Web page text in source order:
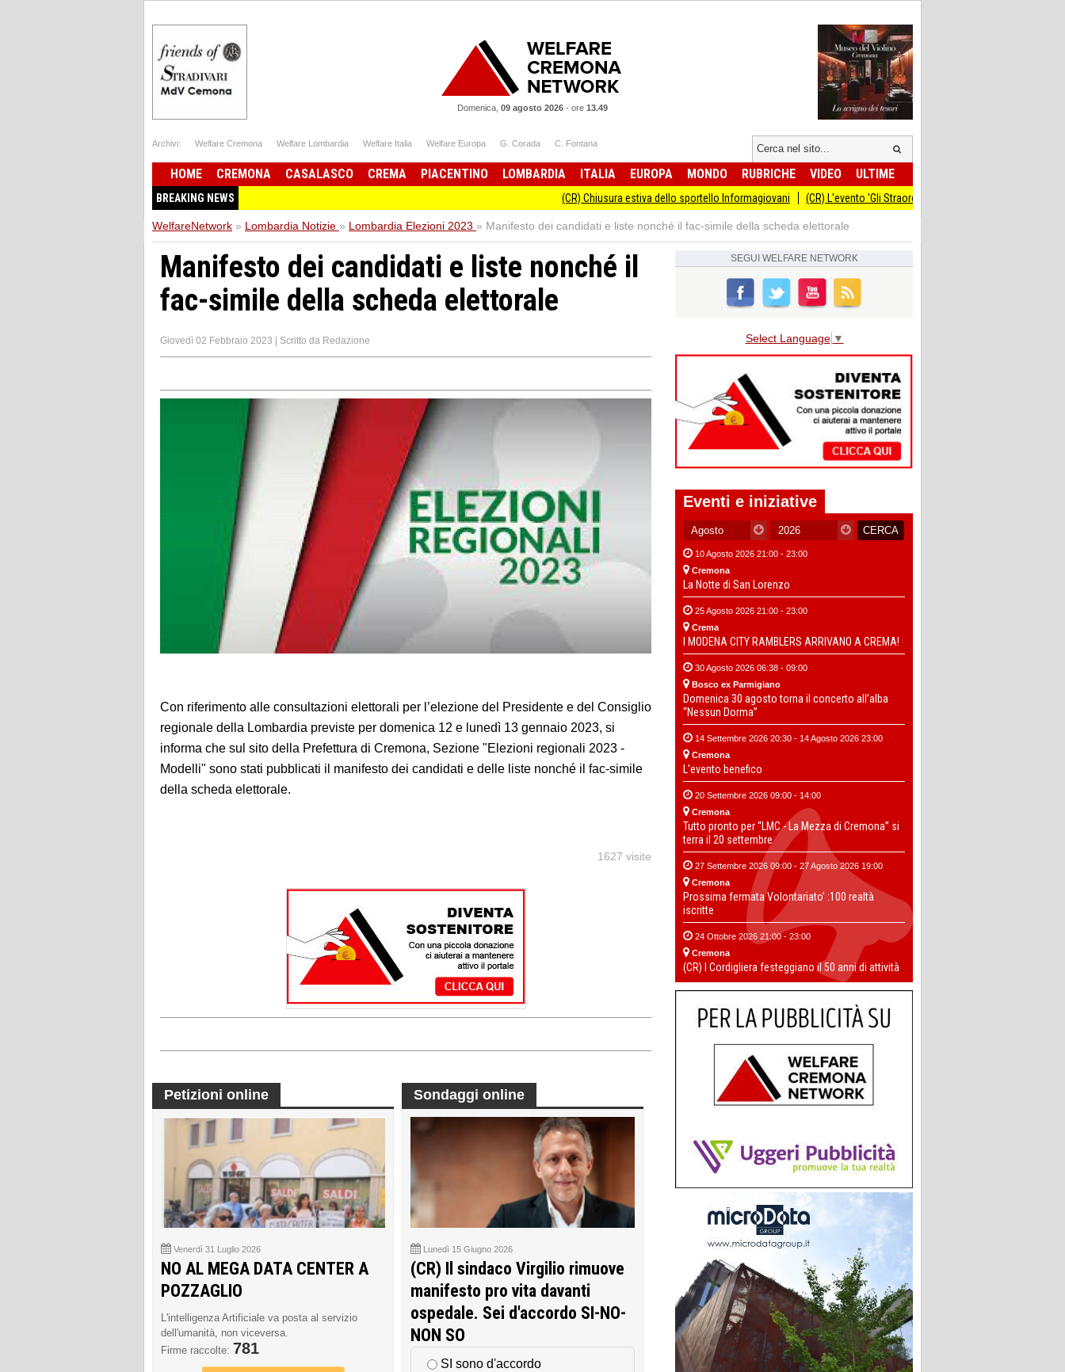
Domenica, 09 agosto 2026 - ore 13.49
Archivi: Welfare Cremona Welfare Lombardia Welfare Italia Welfare Europa G. Corada C. Fontana
HOME CREMONA CASALASCO CREMA PIACENTINO LOMBARDIA ITALIA EUROPA MONDO RUBRICHE VIDEO ULTIME
BREAKING NEWS (CR) Chiusura estiva dello sportello Informagiovani (CR) L'evento 'Gli Straordinari' con Carlo Cracco anticipato al 14
WelfareNetwork » Lombardia Notizie » Lombardia Elezioni 2023 » Manifesto dei candidati e liste nonché il fac-simile della scheda elettorale
Manifesto dei candidati e liste nonché il
fac-simile della scheda elettorale
Giovedì 02 Febbraio 2023 | Scritto da Redazione
Con riferimento alle consultazioni elettorali per l’elezione del Presidente e del Consiglio
regionale della Lombardia previste per domenica 12 e lunedì 13 gennaio 2023, si
informa che sul sito della Prefettura di Cremona, Sezione "Elezioni regionali 2023 -
Modelli" sono stati pubblicati il manifesto dei candidati e delle liste nonché il fac-simile
della scheda elettorale.
1627 visite
Petizioni online
Venerdì 31 Luglio 2026
NO AL MEGA DATA CENTER A
POZZAGLIO
L'intelligenza Artificiale va posta al servizio
dell'umanità, non viceversa.
Firme raccolte: 781
Sondaggi online
Lunedì 15 Giugno 2026
(CR) Il sindaco Virgilio rimuove
manifesto pro vita davanti
ospedale. Sei d'accordo SI-NO-
NON SO
SI sono d'accordo
SEGUI WELFARE NETWORK
Select Language ▼
Eventi e iniziative
10 Agosto 2026 21:00 - 23:00
Cremona
La Notte di San Lorenzo
25 Agosto 2026 21:00 - 23:00
Crema
I MODENA CITY RAMBLERS ARRIVANO A CREMA!
30 Agosto 2026 06:38 - 09:00
Bosco ex Parmigiano
Domenica 30 agosto torna il concerto all’alba
“Nessun Dorma”
14 Settembre 2026 20:30 - 14 Agosto 2026 23:00
Cremona
L'evento benefico
20 Settembre 2026 09:00 - 14:00
Cremona
Tutto pronto per “LMC - La Mezza di Cremona” si
terra il 20 settembre
27 Settembre 2026 09:00 - 27 Agosto 2026 19:00
Cremona
Prossima fermata Volontariato' :100 realtà
iscritte
24 Ottobre 2026 21:00 - 23:00
Cremona
(CR) I Cordigliera festeggiano il 50 anni di attività